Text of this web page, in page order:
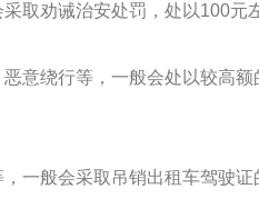
取劝诫治安处罚，处以100元
意绕行等，一般会处以较高
一般会采取吊销出租车驾驶